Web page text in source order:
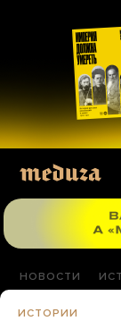
материалам
НОВОСТИ
ИСТОРИИ